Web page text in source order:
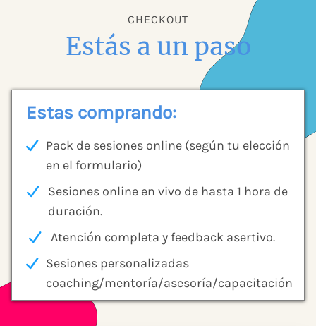
CHECKOUT
Estás a un paso
Estas comprando:
Pack de sesiones online (según tu elección
en el formulario)
Sesiones online en vivo de hasta 1 hora de
duración.
Atención completa y feedback asertivo.
Sesiones personalizadas
coaching/mentoría/asesoría/capacitación